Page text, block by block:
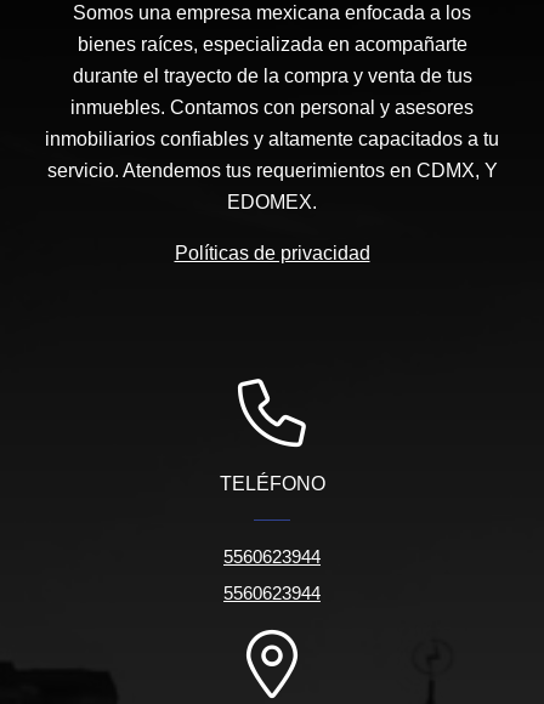
Somos una empresa mexicana enfocada a los
bienes raíces, especializada en acompañarte
durante el trayecto de la compra y venta de tus
inmuebles. Contamos con personal y asesores
inmobiliarios confiables y altamente capacitados a tu
servicio. Atendemos tus requerimientos en CDMX, Y
EDOMEX.
Políticas de privacidad
TELÉFONO
5560623944
5560623944